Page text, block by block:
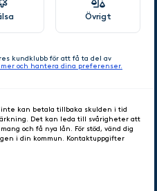
Övrigt
kundklubb för att få ta del av
mer och hantera dina preferenser.
inte kan betala tillbaka skulden i tid
Det kan leda till svårigheter att
och få nya lån. För stöd, vänd dig
i din kommun. Kontaktuppgifter